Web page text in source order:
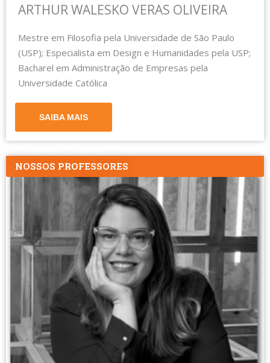
ARTHUR WALESKO VERAS OLIVEIRA
Mestre em Filosofia pela Universidade de São Paulo
(USP); Especialista em Design e Humanidades pela USP;
Bacharel em Administração de Empresas pela
Universidade Católica
SAIBA MAIS
NOSSOS PROFESSORES